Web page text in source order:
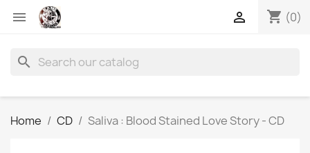
 shopping_cart (0)

search
Home CD Saliva : Blood Stained Love Story - CD